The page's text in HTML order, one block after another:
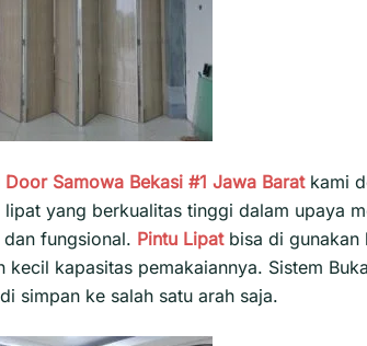
Samowa Bekasi #1 Jawa Barat kami
yang berkualitas tinggi dalam upaya
fungsional. Pintu Lipat bisa di
kecil kapasitas pemakaiannya. Sistem
simpan ke salah satu arah saja.